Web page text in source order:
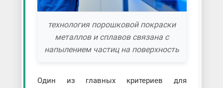
технология порошковой покраски
металлов и сплавов связана с
напылением частиц на поверхность
Один из главных критериев для